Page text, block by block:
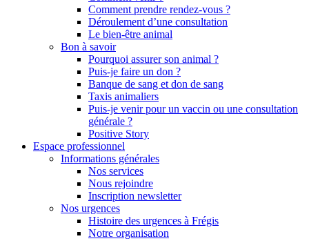
Comment prendre rendez-vous ?
Déroulement d’une consultation
Le bien-être animal
Bon à savoir
Pourquoi assurer son animal ?
Puis-je faire un don ?
Banque de sang et don de sang
Taxis animaliers
Puis-je venir pour un vaccin ou une consultation
générale ?
Positive Story
Espace professionnel
Informations générales
Nos services
Nous rejoindre
Inscription newsletter
Nos urgences
Histoire des urgences à Frégis
Notre organisation